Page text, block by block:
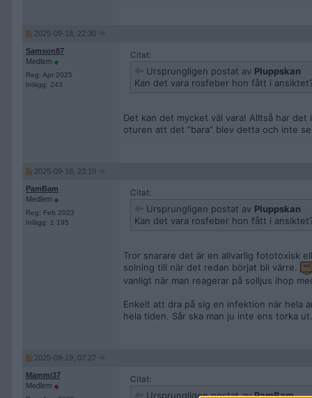
2025-09-18, 22:30
Samson87
Medlem
Reg: Apr 2025
Inlägg: 243
Citat:
Ursprungligen postat av Pluppskan
Kan det vara rosfeber hon fått i
Det kan det mycket väl vara! Alltså har
oturen att det ”bara” blev detta och inte
2025-09-18, 23:19
PamBam
Medlem
Reg: Feb 2023
Inlägg: 1 195
Citat:
Ursprungligen postat av Pluppskan
Kan det vara rosfeber hon fått i
Tror snarare det är en allvarlig fototoxisk
solning till när det redan börjat bli värre.
vanligt när man reagerar på solljus ihop
Enkelt att dra på sig en infektion när hela
hela tiden. Sår ska man ju inte ens torka
2025-09-19, 07:27
Mammi37
Medlem
Citat:
Ursprungligen postat avPamBam